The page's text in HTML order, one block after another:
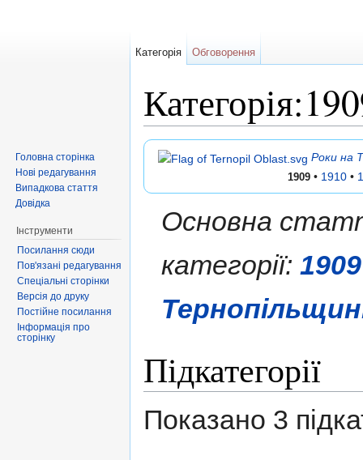
Роки на
1909• 1910•
Основна
категорії:
Підкатегорії
Показано 3
Категорія Обговорення
Головна сторінка
Нові редагування
Випадкова стаття
Довідка
Інструменти
Посилання сюди
Пов'язані редагування
Спеціальні сторінки
Версія до друку
Постійне посилання
Інформація про
сторінку